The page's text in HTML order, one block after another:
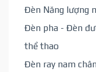
Đèn Năng lượng
Đèn pha - Đèn
thể thao
Đèn ray nam